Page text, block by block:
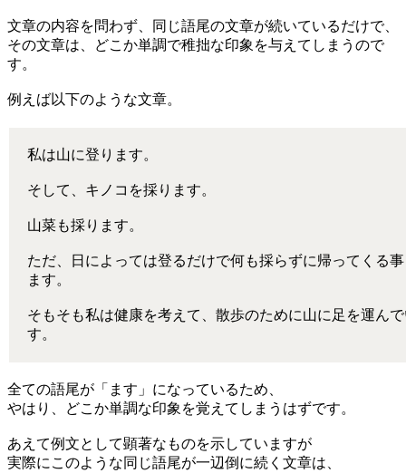
文章の内容を問わず、同じ語尾の文章が続いているだけで、
その文章は、どこか単調で稚拙な印象を与えてしまうので
す。
例えば以下のような文章。
私は山に登ります。
そして、キノコを採ります。
山菜も採ります。
ただ、日によっては登るだけで何も採らずに帰ってくる
ます。
そもそも私は健康を考えて、散歩のために山に足を運ん
す。
全ての語尾が「ます」になっているため、
やはり、どこか単調な印象を覚えてしまうはずです。
あえて例文として顕著なものを示していますが
実際にこのような同じ語尾が一辺倒に続く文章は、